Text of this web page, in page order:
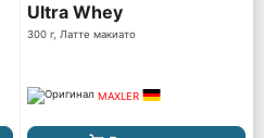
Ultra Whey
300 г, Латте макиато
MAXLER